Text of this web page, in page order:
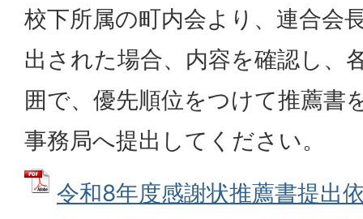
校下所属の町内会より、連合会
出された場合、内容を確認し、
囲で、優先順位をつけて推薦書
事務局へ提出してください。
令和8年度感謝状推薦書提出